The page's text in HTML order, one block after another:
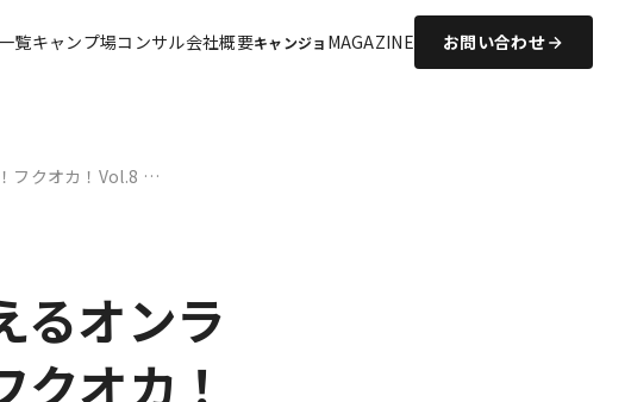
覧キャンプ場コンサル会社概要キャンジョ MAGAZINE お問い合わせ
フクオカ！Vol.8 …
るオンラ
オカ！